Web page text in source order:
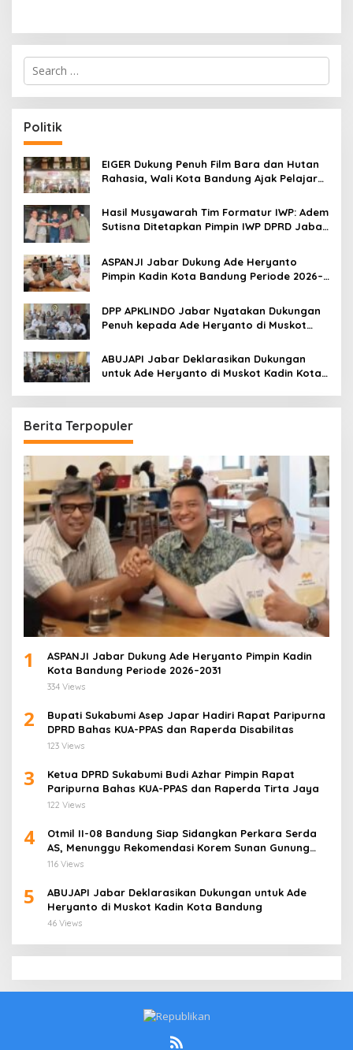
S
r
c
h
f
o
r
:
Politik
EIGER Dukung Penuh Film Bara dan Hutan
Rahasia, Wali Kota Bandung Ajak Pelajar
Hasil Musyawarah Tim Formatur IWP: Adem
Sutisna Ditetapkan Pimpin IWP DPRD Jabar
ASPANJI Jabar Dukung Ade Heryanto
Pimpin Kadin Kota Bandung Periode 2026–
DPP APKLINDO Jabar Nyatakan Dukungan
Penuh kepada Ade Heryanto di Muskot
ABUJAPI Jabar Deklarasikan Dukungan
untuk Ade Heryanto di Muskot Kadin Kota
Berita Terpopuler
1
ASPANJI Jabar Dukung Ade Heryanto Pimpin Kadin
Kota Bandung Periode 2026–2031
334 Views
2
Bupati Sukabumi Asep Japar Hadiri Rapat Paripurna
DPRD Bahas KUA-PPAS dan Raperda Disabilitas
123 Views
3
Ketua DPRD Sukabumi Budi Azhar Pimpin Rapat
Paripurna Bahas KUA-PPAS dan Raperda Tirta Jaya
122 Views
4
Otmil II-08 Bandung Siap Sidangkan Perkara Serda
AS, Menunggu Rekomendasi Korem Sunan Gunung
Jati Cirebon
116 Views
5
ABUJAPI Jabar Deklarasikan Dukungan untuk Ade
Heryanto di Muskot Kadin Kota Bandung
46 Views